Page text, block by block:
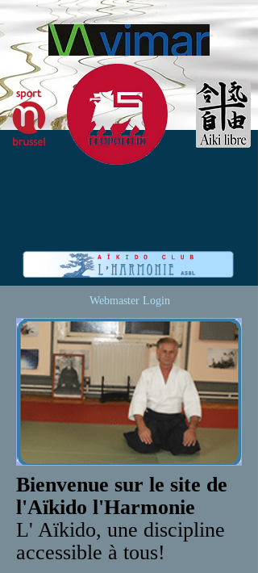
Webmaster Login
Bienvenue sur le site de
l'Aïkido l'Harmonie
L' Aïkido, une discipline
accessible à tous!